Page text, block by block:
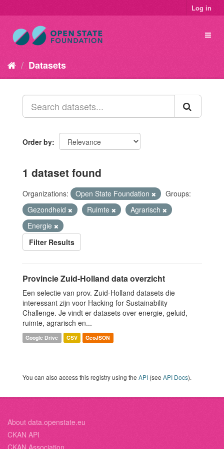
Log in
Datasets
Order by
1 dataset found
Organizations: Open State Foundation
Groups:
Gezondheid
Ruimte
Agrarisch
Energie
Filter Results
Provincie Zuid-Holland data overzicht
Een selectie van prov. Zuid-Holland datasets die
interessant zijn voor Hacking for Sustainability
Challenge. Je vindt er datasets over energie, geluid,
ruimte, agrarisch en...
Google Drive CSV GeoJSON
You can also access this registry using the API (see API Docs).
About data.openstate.eu
CKAN API
CKAN Association